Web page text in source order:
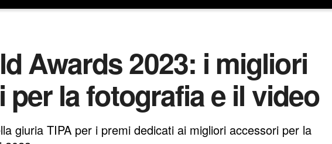
Awards 2023: i migliori
la fotografia e il video
giuria TIPA per i premi dedicati ai migliori accessori per la